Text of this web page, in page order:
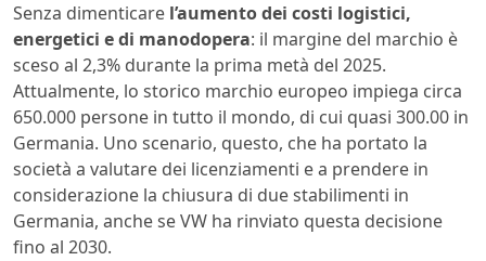
Senza dimenticare l’aumento dei costi logistici,
energetici e di manodopera: il margine del marchio è
sceso al 2,3% durante la prima metà del 2025.
Attualmente, lo storico marchio europeo impiega circa
650.000 persone in tutto il mondo, di cui quasi 300.00 in
Germania. Uno scenario, questo, che ha portato la
società a valutare dei licenziamenti e a prendere in
considerazione la chiusura di due stabilimenti in
Germania, anche se VW ha rinviato questa decisione
fino al 2030.